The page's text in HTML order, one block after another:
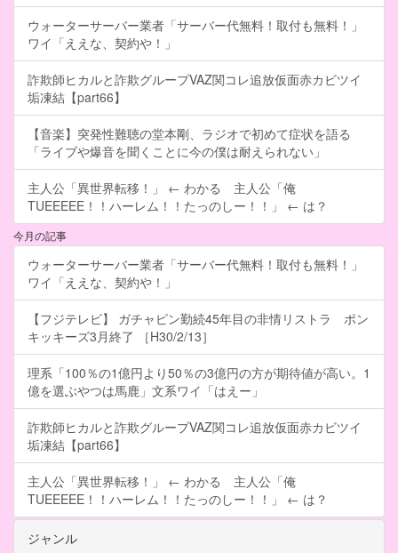
ウォーターサーバー業者「サーバー代無料！取付も無料！」
ワイ「ええな、契約や！」
詐欺師ヒカルと詐欺グループVAZ関コレ追放仮面赤カビツイ
垢凍結【part66】
【音楽】突発性難聴の堂本剛、ラジオで初めて症状を語る
「ライブや爆音を聞くことに今の僕は耐えられない」
主人公「異世界転移！」 ← わかる 主人公「俺
TUEEEEE！！ハーレム！！たっのしー！！」 ← は？
今月の記事
ウォーターサーバー業者「サーバー代無料！取付も無料！」
ワイ「ええな、契約や！」
【フジテレビ】 ガチャピン勤続45年目の非情リストラ ポン
キッキーズ3月終了 ［H30/2/13］
理系「100％の1億円より50％の3億円の方が期待値が高い。1
億を選ぶやつは馬鹿」文系ワイ「はえー」
詐欺師ヒカルと詐欺グループVAZ関コレ追放仮面赤カビツイ
垢凍結【part66】
主人公「異世界転移！」 ← わかる 主人公「俺
TUEEEEE！！ハーレム！！たっのしー！！」 ← は？
ジャンル